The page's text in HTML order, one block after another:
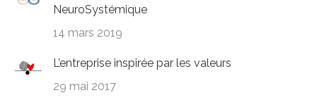
NeuroSystémique
14 mars 2019
L’entreprise inspirée par les valeurs
29 mai 2017